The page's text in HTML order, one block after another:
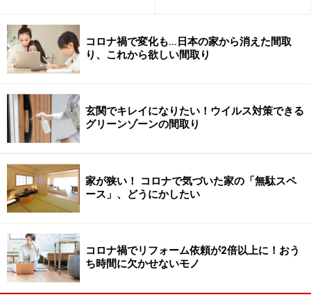
や床、家具は蓄熱し、それがまた新たな熱源となって周
囲に熱を発散します。
真夏に太陽光が当たったフローリングの表面温度は50度
になることもあります。床暖房の表面温度は35度前後で
すから、これは超高温の床暖房をつけているのと同じ状
態です。
体感温度を算出するには複雑な計算式が必要ですが、お
およそは（室温＋熱源の温度）÷2で分かります。つま
り、室温が25度であっても近くに50度の熱源があれば、
体感温度は38度近くにもなるのです。
エアコンで室温、つまり空気の温度はそれなりに低いの
コロナ禍で変化も…日本の家から消えた間取
り、これから欲しい間取り
玄関でキレイになりたい！ウイルス対策できる
グリーンゾーンの間取り
家が狭い！ コロナで気づいた家の「無駄スペ
ース」、どうにかしたい
コロナ禍でリフォーム依頼が2倍以上に！おう
ち時間に欠かせないモノ